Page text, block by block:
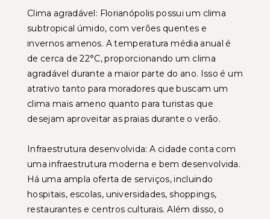
Clima agradável: Florianópolis possui um clima
subtropical úmido, com verões quentes e
invernos amenos. A temperatura média anual é
de cerca de 22°C, proporcionando um clima
agradável durante a maior parte do ano. Isso é um
atrativo tanto para moradores que buscam um
clima mais ameno quanto para turistas que
desejam aproveitar as praias durante o verão.
Infraestrutura desenvolvida: A cidade conta com
uma infraestrutura moderna e bem desenvolvida.
Há uma ampla oferta de serviços, incluindo
hospitais, escolas, universidades, shoppings,
restaurantes e centros culturais. Além disso, o